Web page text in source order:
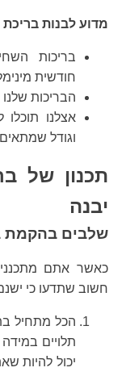
מדוע לבנות בריכת
בריכות
חודשית
הבריכות שלנו
אצלנו
וגודל
תכנון של
יבנה
שלבים בהקמת
כאשר אתם
חשוב שתדעו כי
הכל מתחיל
תלויים
יכול להיות